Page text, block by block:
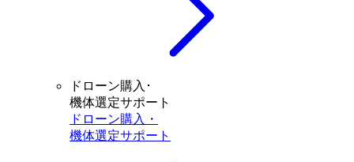
ドローン購入･
機体選定サポート
ドローン購入・
機体選定サポート